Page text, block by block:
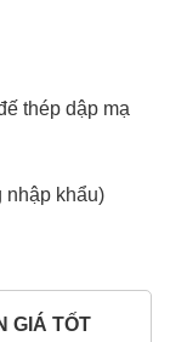
thép dập mạ
nhập khẩu)
GIÁ TỐT